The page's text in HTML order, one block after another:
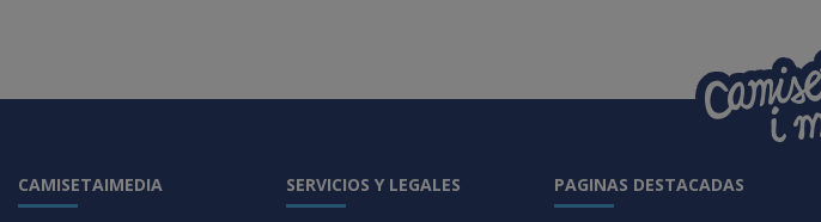
CAMISETAIMEDIA SERVICIOS Y LEGALES PAGINAS DESTACADAS